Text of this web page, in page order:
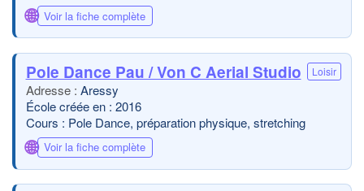
🌐 Voir la fiche complète
Pole Dance Pau / Von C Aerial Studio Loisir
Aressy
École créée en : 2016
Cours : Pole Dance, préparation physique, stretching
🌐 Voir la fiche complète